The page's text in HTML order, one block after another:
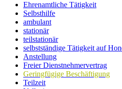
Ehrenamtliche Tätigkeit
Selbsthilfe
ambulant
stationär
teilstationär
selbstständige Tätigkeit auf
Anstellung
Freier Dienstnehmervertrag
Geringfügige Beschäftigung
Teilzeit